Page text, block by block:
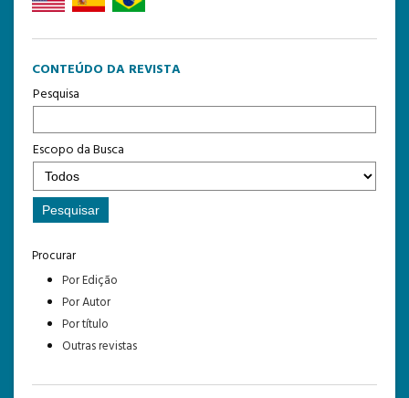
CONTEÚDO DA REVISTA
Pesquisa
Escopo da Busca
Procurar
Por Edição
Por Autor
Por título
Outras revistas